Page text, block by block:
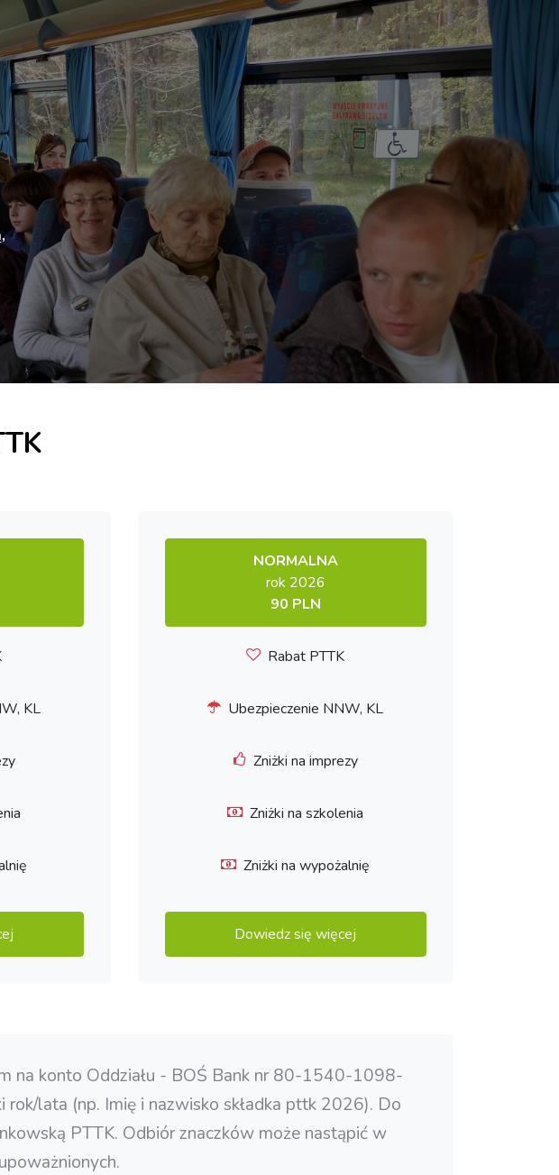
KL
NORMALNA
rok 2026
90 PLN
Rabat PTTK
Ubezpieczenie NNW, KL
Zniżki na imprezy
Zniżki na szkolenia
Zniżki na wypożalnię
Dowiedz się więcej
na konto Oddziału - BOŚ Bank nr 80-1540-1098-
lata (np. Imię i nazwisko składka pttk 2026). Do
PTTK. Odbiór znaczków może nastąpić w